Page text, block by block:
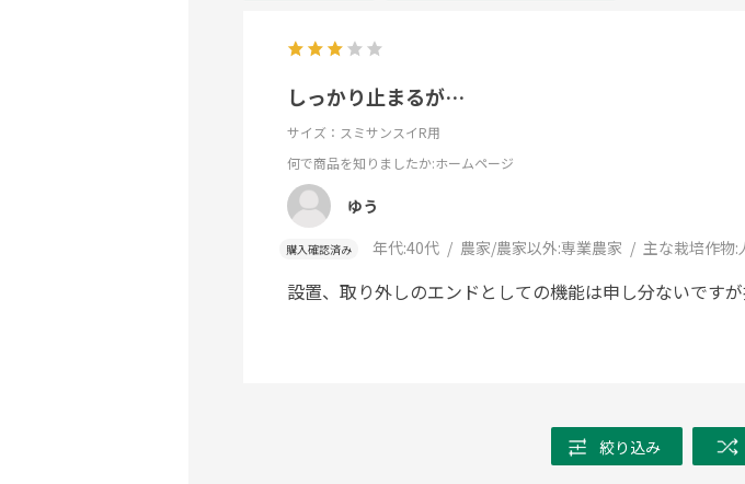
しっかり止まるが…
サイズ：スミサンスイR用
何で商品を知りましたか:ホームページ
ゆう
購入確認済み 年代:40代 農家/農家以外:専業農家 主な栽培作物:
設置、取り外しのエンドとしての機能は申し分ないです
絞り込み